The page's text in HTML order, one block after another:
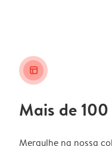
layout_alt
Mais de
Mergulhe na nossa